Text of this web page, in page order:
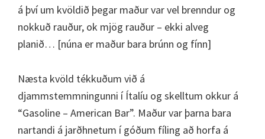
á því um kvöldið þegar maður var vel brenndur og
nokkuð rauður, ok mjög rauður – ekki alveg
planið… [núna er maður bara brúnn og fínn]
Næsta kvöld tékkuðum við á
djammstemmningunni í Ítalíu og skelltum okkur á
“Gasoline – American Bar”. Maður var þarna bara
nartandi á jarðhnetum í góðum fíling að horfa á